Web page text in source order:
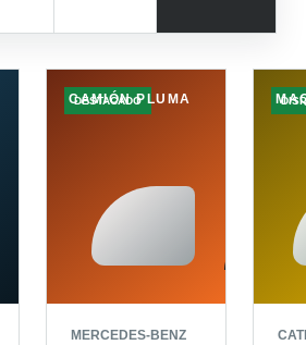
DESTACADO
CAMIÓN PLUMA
MERCEDES-BENZ